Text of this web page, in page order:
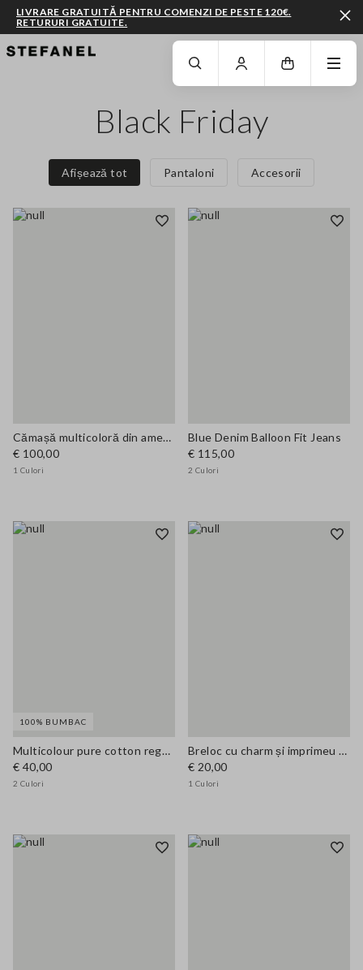
MERGI LA CONȚINUTUL PRINCIPALDERULEAZĂ ÎN JOS
LIVRARE GRATUITĂ PENTRU COMENZI DE PESTE 120€.
RETURURI GRATUITE.
Black Friday
Afișează tot Pantaloni Accesorii
Cămașă multicoloră din amestec de bumbac croială regular
€ 100,00
1 Culori
Blue Denim Balloon Fit Jeans
€ 115,00
2 Culori
100% BUMBAC
Multicolour pure cotton regular fit T-shirt
€ 40,00
2 Culori
Breloc cu charm și imprimeu de leopard
€ 20,00
1 Culori